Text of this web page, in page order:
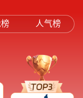
人气榜